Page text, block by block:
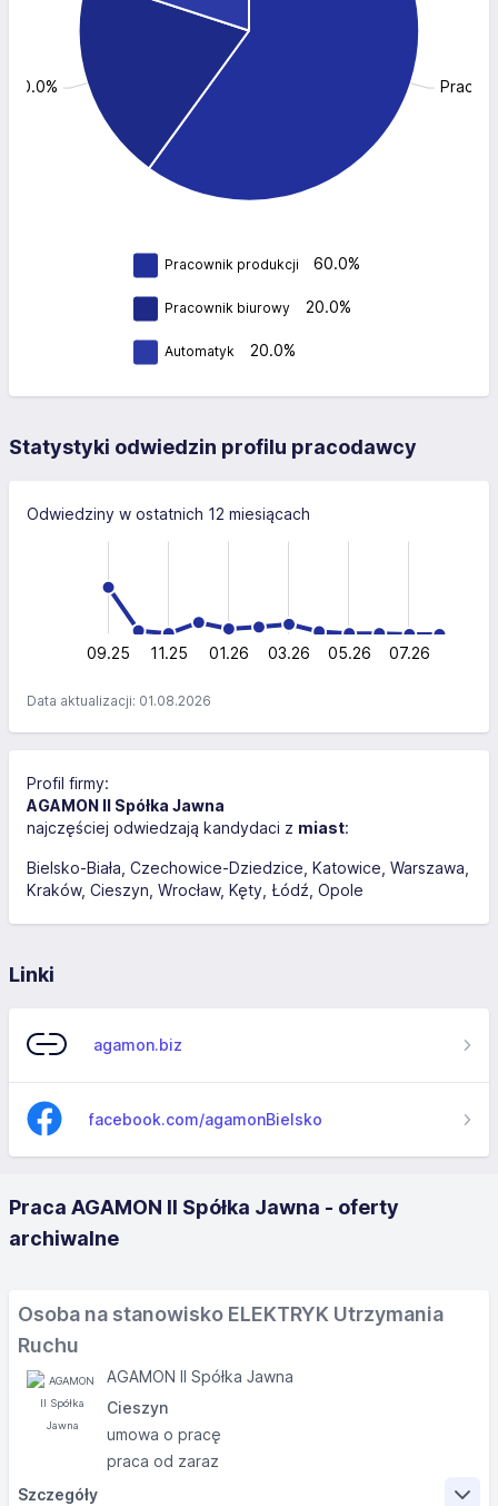
20.0%
Pracownik produkcji 60.0%
Pracownik biurowy 20.0%
Automatyk 20.0%
Statystyki odwiedzin profilu pracodawcy
Odwiedziny w ostatnich 12 miesiącach
L
09.25 11.25 01.26 03.26 05.26 07.26
Data aktualizacji: 01.08.2026
Profil firmy:
AGAMON II Spółka Jawna
najczęściej odwiedzają kandydaci z miast:
Bielsko-Biała Czechowice-Dziedzice Katowice Warszawa
Kraków Cieszyn Wrocław Kęty Łódź Opole
Linki
agamon.biz
facebook.com/agamonBielsko
Praca AGAMON II Spółka Jawna - oferty
archiwalne
Osoba na stanowisko ELEKTRYK Utrzymania
Ruchu
AGAMON II Spółka Jawna
Cieszyn
umowa o pracę
praca od zaraz
Szczegóły